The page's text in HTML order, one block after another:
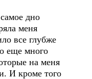
дно
меня
все глубже
еще много
на меня
И кроме того